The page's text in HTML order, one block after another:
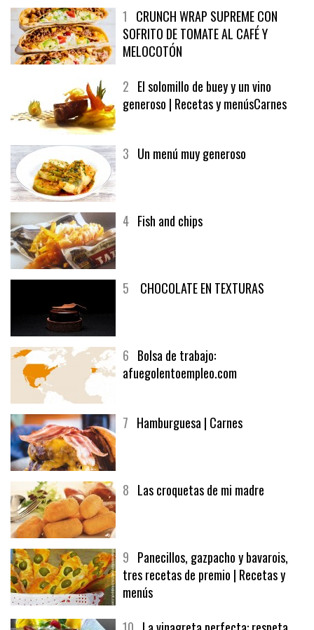
1CRUNCH WRAP SUPREME CON
SOFRITO DE TOMATE AL CAFÉ Y
MELOCOTÓN
2El solomillo de buey y un vino
6Bolsa de trabajo:
9Panecillos, gazpacho y bavarois,
tres recetas de premio | Recetas y
menús